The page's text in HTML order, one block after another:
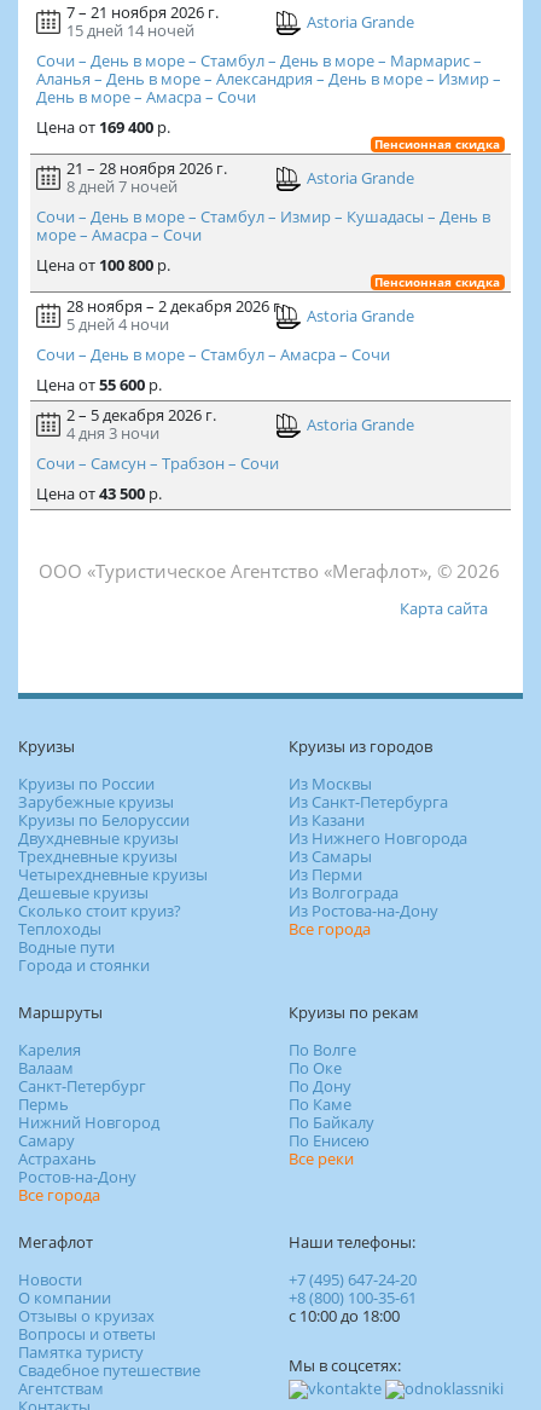
7 – 21 ноября 2026 г.
15 дней 14 ночей
Astoria Grande
Сочи – День в море – Стамбул – День в море – Мармарис –
Аланья – День в море – Александрия – День в море – Измир –
День в море – Амасра – Сочи
Ценаот 169 400р.
Пенсионная скидка
21 – 28 ноября 2026 г.
8 дней 7 ночей
Astoria Grande
Сочи – День в море – Стамбул – Измир – Кушадасы – День в
море – Амасра – Сочи
Ценаот 100 800р.
Пенсионная скидка
28 ноября – 2 декабря 2026 г.
5 дней 4 ночи
Astoria Grande
Сочи – День в море – Стамбул – Амасра – Сочи
Ценаот55 600р.
2 – 5 декабря 2026 г.
4 дня 3 ночи
Astoria Grande
Сочи – Самсун – Трабзон – Сочи
Ценаот43 500р.
ООО «Туристическое Агентство «Мегафлот», © 2026
Карта сайта
Круизы
Круизы по России
Зарубежные круизы
Круизы по Белоруссии
Двухдневные круизы
Трехдневные круизы
Четырехдневные круизы
Дешевые круизы
Сколько стоит круиз?
Теплоходы
Водные пути
Города и стоянки
Круизы из городов
Из Москвы
Из Санкт-Петербурга
Из Казани
Из Нижнего Новгорода
Из Самары
Из Перми
Из Волгограда
Из Ростова-на-Дону
Все города
Маршруты
Карелия
Валаам
Санкт-Петербург
Пермь
Нижний Новгород
Самару
Астрахань
Ростов-на-Дону
Все города
Круизы по рекам
По Волге
По Оке
По Дону
По Каме
По Байкалу
По Енисею
Все реки
Мегафлот
Новости
О компании
Отзывы о круизах
Вопросы и ответы
Памятка туристу
Свадебное путешествие
Агентствам
Наши телефоны:
+7 (495) 647-24-20
+8 (800) 100-35-61
c 10:00 до 18:00
Мы в соцсетях: